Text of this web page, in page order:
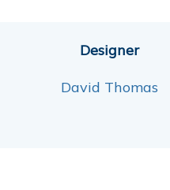
Designer
David Thomas